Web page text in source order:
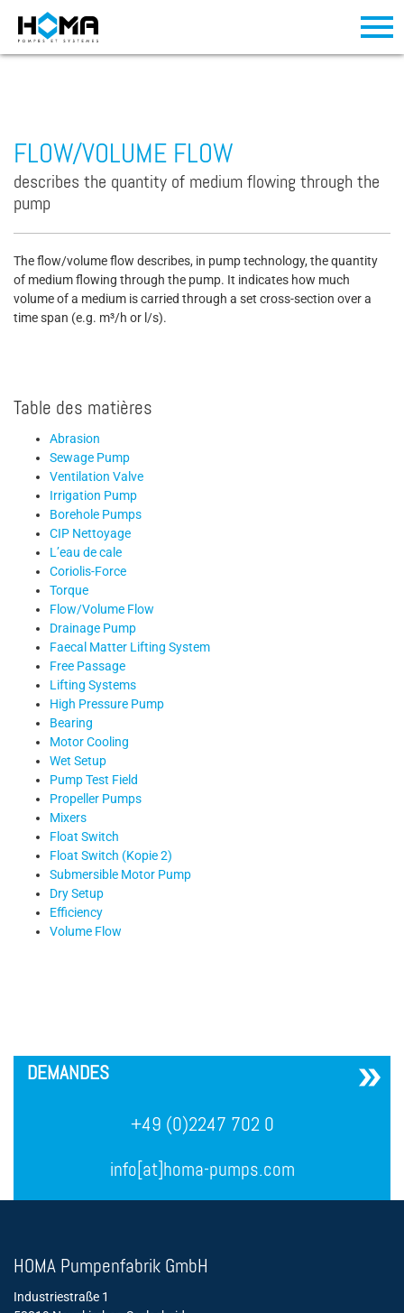
FLOW/VOLUME FLOW
describes the quantity of medium flowing through the
pump
The flow/volume flow describes, in pump technology, the quantity
of medium flowing through the pump. It indicates how much
volume of a medium is carried through a set cross-section over a
time span (e.g. m³/h or l/s).
Table des matières
Abrasion
Sewage Pump
Ventilation Valve
Irrigation Pump
Borehole Pumps
CIP Nettoyage
L’eau de cale
Coriolis-Force
Torque
Flow/Volume Flow
Drainage Pump
Faecal Matter Lifting System
Free Passage
Lifting Systems
High Pressure Pump
Bearing
Motor Cooling
Wet Setup
Pump Test Field
Propeller Pumps
Mixers
Float Switch
Float Switch (Kopie 2)
Submersible Motor Pump
Dry Setup
Efficiency
Volume Flow
DEMANDES
+49 (0)2247 702 0
info[at]homa-pumps.com
HOMA Pumpenfabrik GmbH
Industriestraße 1